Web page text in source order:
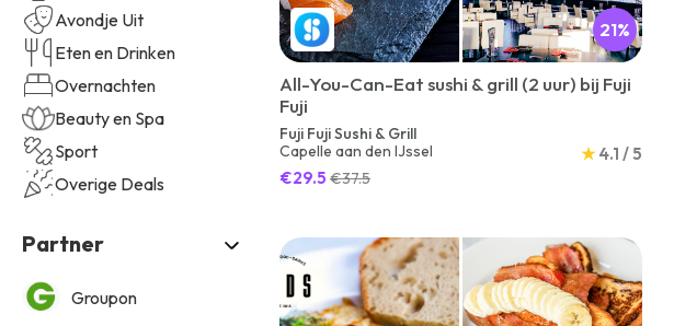
Avondje Uit
Eten en Drinken
Overnachten
Beauty en Spa
Sport
Overige Deals
Partner
Groupon
21%
All-You-Can-Eat sushi & grill (2 uur) bij Fuji
Fuji
Fuji Fuji Sushi & Grill
Capelle aan den IJssel
★4.1 / 5
€29.5 €37.5